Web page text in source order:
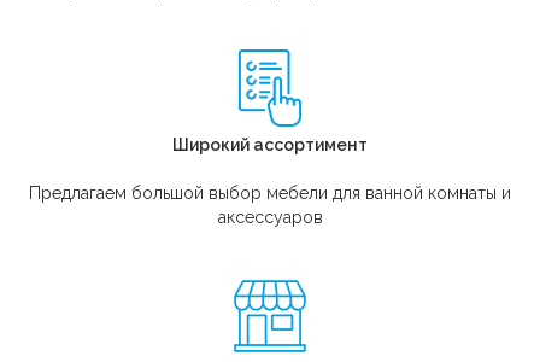
Широкий ассортимент
Предлагаем большой выбор мебели для ванной комнаты и
аксессуаров